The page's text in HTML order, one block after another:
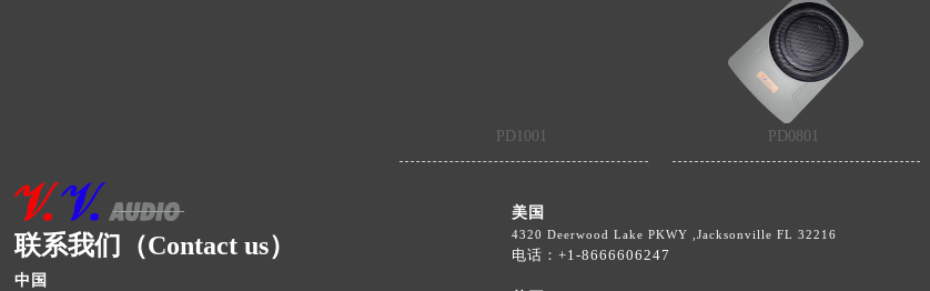
PD1001 PD0801
联系我们（Contact us）
中国
美国
4320 Deerwood Lake PKWY ,Jacksonville FL 32216
电话：+1-8666606247